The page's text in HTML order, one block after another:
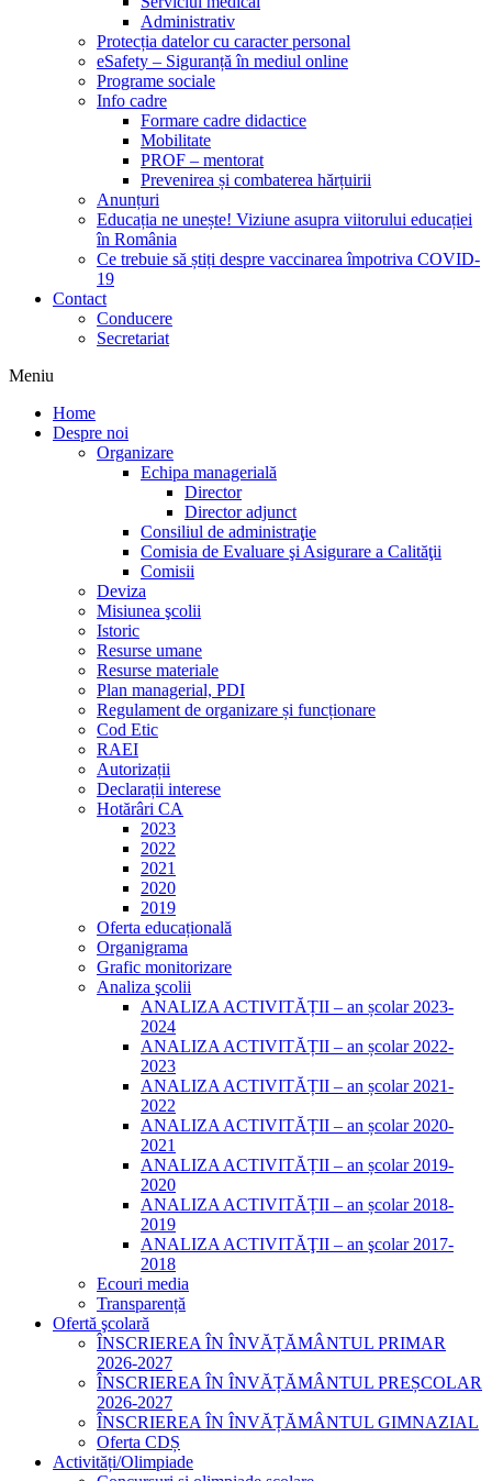
Administrativ
Protecția datelor cu caracter personal
eSafety – Siguranță în mediul online
Programe sociale
Info cadre
Formare cadre didactice
Mobilitate
PROF – mentorat
Prevenirea și combaterea hărțuirii
Anunțuri
Educația ne unește! Viziune asupra viitorului educației
în România
Ce trebuie să știți despre vaccinarea împotriva COVID-
19
Contact
Conducere
Secretariat
Meniu
Home
Despre noi
Organizare
Echipa managerială
Director
Director adjunct
Consiliul de administraţie
Comisia de Evaluare şi Asigurare a Calităţii
Comisii
Deviza
Misiunea şcolii
Istoric
Resurse umane
Resurse materiale
Plan managerial, PDI
Regulament de organizare și funcționare
Cod Etic
RAEI
Autorizații
Declarații interese
Hotărâri CA
2023
2022
2021
2020
2019
Oferta educațională
Organigrama
Grafic monitorizare
Analiza şcolii
ANALIZA ACTIVITĂȚII – an școlar 2023-
2024
ANALIZA ACTIVITĂȚII – an școlar 2022-
2023
ANALIZA ACTIVITĂȚII – an școlar 2021-
2022
ANALIZA ACTIVITĂȚII – an școlar 2020-
2021
ANALIZA ACTIVITĂȚII – an școlar 2019-
2020
ANALIZA ACTIVITĂȚII – an școlar 2018-
2019
ANALIZA ACTIVITĂŢII – an şcolar 2017-
2018
Ecouri media
Transparență
Ofertă şcolară
ÎNSCRIEREA ÎN ÎNVĂȚĂMÂNTUL PRIMAR
2026-2027
ÎNSCRIEREA ÎN ÎNVĂȚĂMÂNTUL PREȘCOLAR
2026-2027
ÎNSCRIEREA ÎN ÎNVĂȚĂMÂNTUL GIMNAZIAL
Oferta CDȘ
Activități/Olimpiade